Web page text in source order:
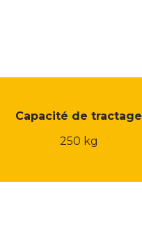
Capacité de tractage
250 kg